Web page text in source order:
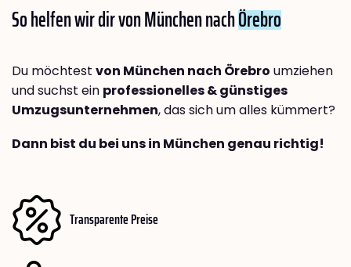
So helfen wir dir von München nachÖrebro
Du möchtest von München nach Örebro umziehen
und suchst ein professionelles & günstiges
Umzugsunternehmen, das sich um alles kümmert?
Dann bist du bei uns in München genau richtig!
Transparente Preise